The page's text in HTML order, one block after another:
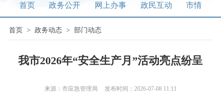
首页 政务公开 网上办事 政民互动 市情
首页> 政务动态> 部门动态
我市2026年“安全生产月”活动亮点纷呈
来源：市应急管理局 发布时间：2026-07-08 11:11